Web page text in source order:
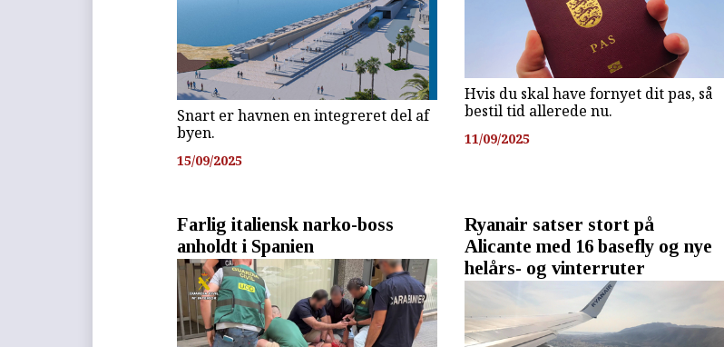
Snart er havnen en integreret del af
byen.
15/09/2025
Hvis du skal have fornyet dit pas, så
bestil tid allerede nu.
11/09/2025
Farlig italiensk narko-boss
anholdt i Spanien
Ryanair satser stort på
Alicante med 16 basefly og nye
helårs- og vinterruter